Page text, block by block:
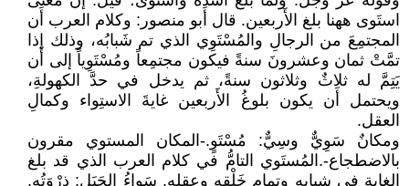
استَوى ههنا بلغ الأَربعين. قال أَبو منصور: وكلام العرب أَن
المجتمِعَ من الرجالِ والمُسْتَوِي الذي تم شَبابُه، وذلك إذا
تمَّتْ ثمان وعشرونَ سنةً فيكون مجتمِعاً ومُسْتَوِياً إلى أَن
يَتِمَّ له ثلاثٌ وثلاثون سنةً، ثم يدخل في حدَّ الكهولةِ،
ويحتمل أَن يكون بلوغُ الأَربعين غايةَ الاستِواء وكمالِ
العقل.
ومكانٌ سَوِيٌّ وسِيٌّ: مُسْتَوٍ.-المكان المستوي مقرون
بالاضطجاع-.المُستَوي التامُّ في كلام العرب الذي قد بلغ
الغاية في شبابِه وتمامِ خَلْقِه وعقلِه. سَواءُ الجَبَلِ: ذرْوَتُه.